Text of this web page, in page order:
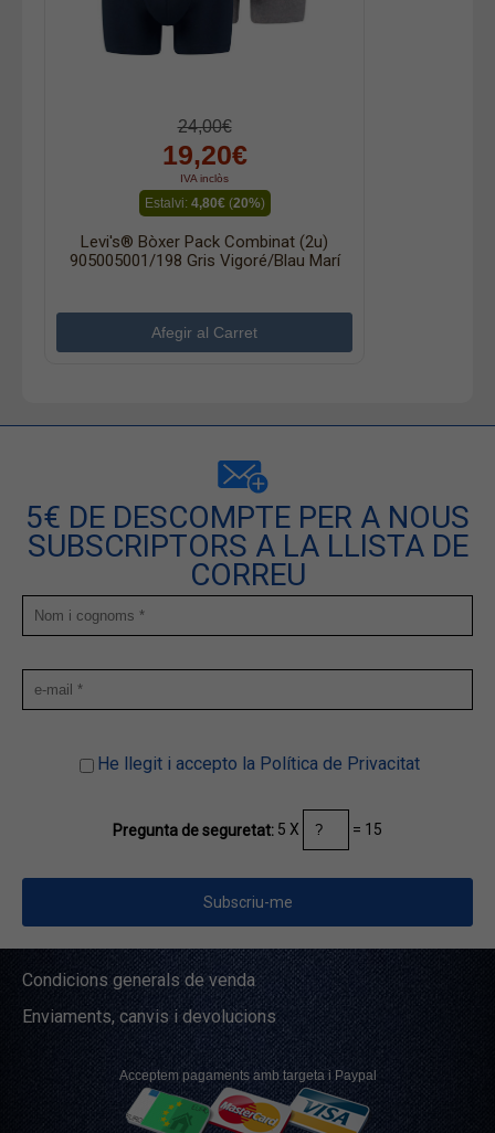
24,00€
19,20€
IVA inclòs
Estalvi: 4,80€(20%)
Levi's® Bòxer Pack Combinat (2u)
905005001/198 Gris Vigoré/blau Marí
5€ DE DESCOMPTE PER A NOUS
SUBSCRIPTORS A LA LLISTA DE
CORREU
He llegit i accepto la Política de Privacitat
Pregunta de seguretat: 5 X = 15
Condicions generals de venda
Enviaments, canvis i devolucions
Acceptem pagaments amb targeta i Paypal